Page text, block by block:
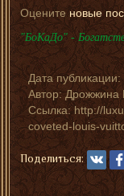
Оцените новые
"БоКаДо" -
Дата публикации:
Автор:Дрожжина
Ссылка: http://
coveted-louis-
Поделиться: